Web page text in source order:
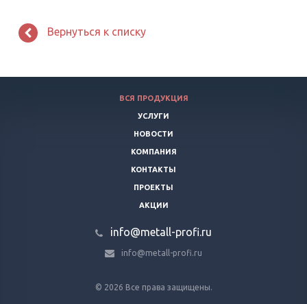
Вернуться к списку
© 2026 Все права защищены.
ВСЯ ПРОДУКЦИЯ
УСЛУГИ
НОВОСТИ
КОМПАНИЯ
КОНТАКТЫ
ПРОЕКТЫ
АКЦИИ
info@metall-profi.ru
info@metall-profi.ru